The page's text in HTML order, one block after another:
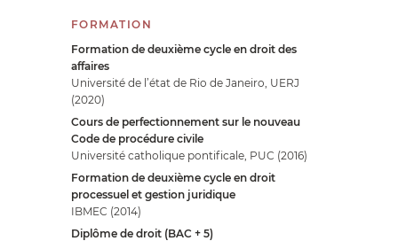
FORMATION
Formation de deuxième cycle en droit des
affaires
Université de l’état de Rio de Janeiro, UERJ
(2020)
Cours de perfectionnement sur le nouveau
Code de procédure civile
Université catholique pontificale, PUC (2016)
Formation de deuxième cycle en droit
processuel et gestion juridique
IBMEC (2014)
Diplôme de droit (BAC + 5)